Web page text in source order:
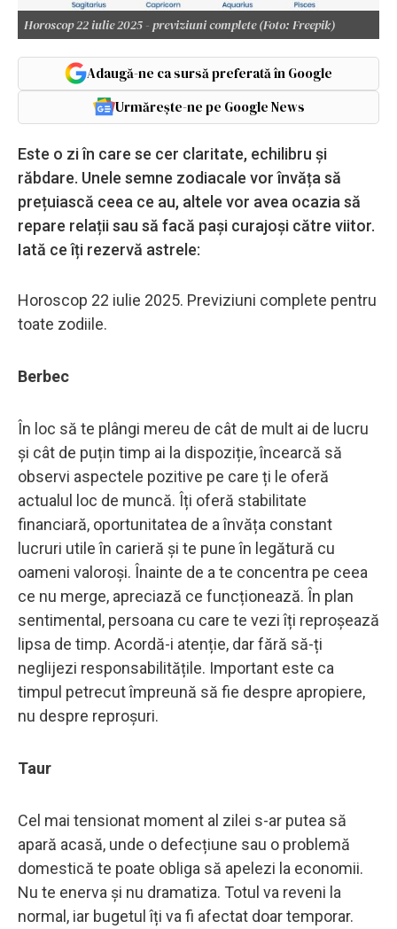
Horoscop 22 iulie 2025 - previziuni complete (Foto: Freepik)
Adaugă-ne ca sursă preferată în Google
Urmărește-ne pe Google News
Este o zi în care se cer claritate, echilibru și
răbdare. Unele semne zodiacale vor învăța să
prețuiască ceea ce au, altele vor avea ocazia să
repare relații sau să facă pași curajoși către viitor.
Iată ce îți rezervă astrele:
Horoscop 22 iulie 2025. Previziuni complete pentru
toate zodiile.
Berbec
În loc să te plângi mereu de cât de mult ai de lucru
și cât de puțin timp ai la dispoziție, încearcă să
observi aspectele pozitive pe care ți le oferă
actualul loc de muncă. Îți oferă stabilitate
financiară, oportunitatea de a învăța constant
lucruri utile în carieră și te pune în legătură cu
oameni valoroși. Înainte de a te concentra pe ceea
ce nu merge, apreciază ce funcționează. În plan
sentimental, persoana cu care te vezi îți reproșează
lipsa de timp. Acordă-i atenție, dar fără să-ți
neglijezi responsabilitățile. Important este ca
timpul petrecut împreună să fie despre apropiere,
nu despre reproșuri.
Taur
Cel mai tensionat moment al zilei s-ar putea să
apară acasă, unde o defecțiune sau o problemă
domestică te poate obliga să apelezi la economii.
Nu te enerva și nu dramatiza. Totul va reveni la
normal, iar bugetul îți va fi afectat doar temporar.